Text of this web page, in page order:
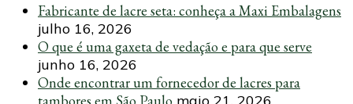
Fabricante de lacre seta: conheça a Maxi Embalagens
julho 16, 2026
O que é uma gaxeta de vedação e para que serve
junho 16, 2026
Onde encontrar um fornecedor de lacres para
tambores em São Paulo maio 21, 2026